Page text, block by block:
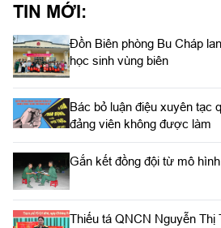
TIN MỚI:
Đồn Biên phòng Bu Cháp
học sinh vùng biên
Bác bỏ luận điệu xuyên tạc
đảng viên không được làm
Gắn kết đồng đội từ mô
Thiếu tá QNCN Nguyễn Thị